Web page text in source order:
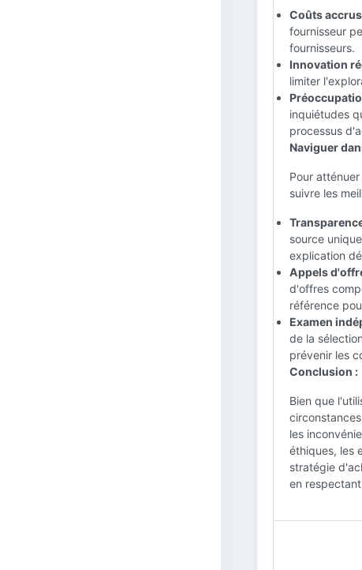
Coûts
fournisseur
fournisseurs.
Innovation
limiter
inquiétudes
processus
Naviguer
Pour
suivre les
source
explication
Appels
d'offres
référence
Examen
de la
prévenir les
Conclusion :
Bien que
les
éthiques, les
stratégie
en